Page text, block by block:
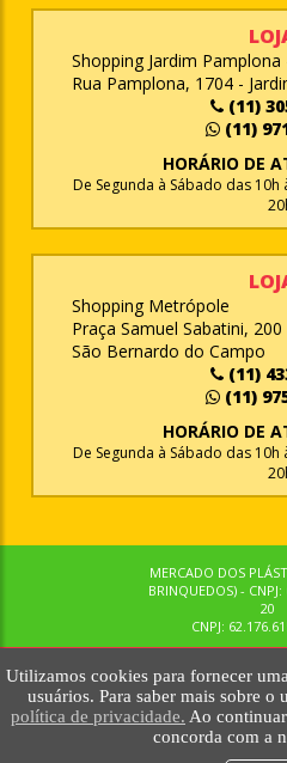
Utilizamos cookies para fornecer
usuários. Para saber mais sobre o
política de privacidade. Ao
concorda com a
Shopping Jardim Pamplona
Rua Pamplona, 1704 -
(11)
(11)
HORÁRIO DE
De Segunda à Sábado das
Shopping Metrópole
Praça Samuel Sabatini,
São Bernardo do Campo
(11)
(11)
HORÁRIO DE
De Segunda à Sábado das
MERCADO DOS
BRINQUEDOS) -
20
CNPJ:
© MPBRINQUEDOS. TODOS OS